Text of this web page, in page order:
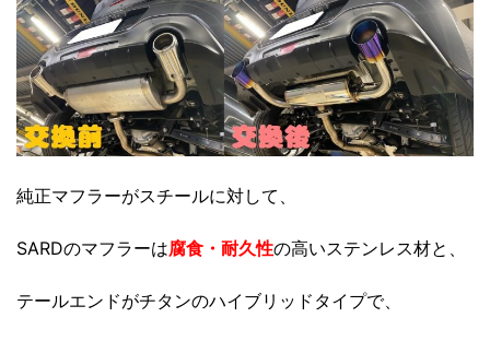
純正マフラーがスチールに対して、
SARDのマフラーは腐食・耐久性の高いステンレス材と、
テールエンドがチタンのハイブリッドタイプで、